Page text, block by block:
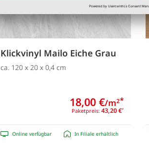
Klickvinyl Mailo Eiche Grau
ca. 120 x 20 x 0,4 cm
Paketpreis: 43,20 €*
18,00 €/m2*
Online verfügbar In Filiale erhältlich